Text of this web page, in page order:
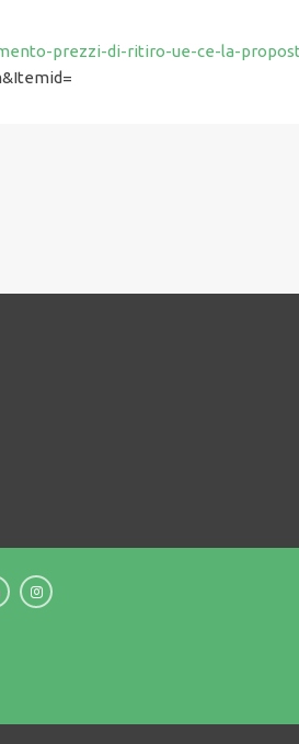
prezzi-di-ritiro-ue-ce-la-